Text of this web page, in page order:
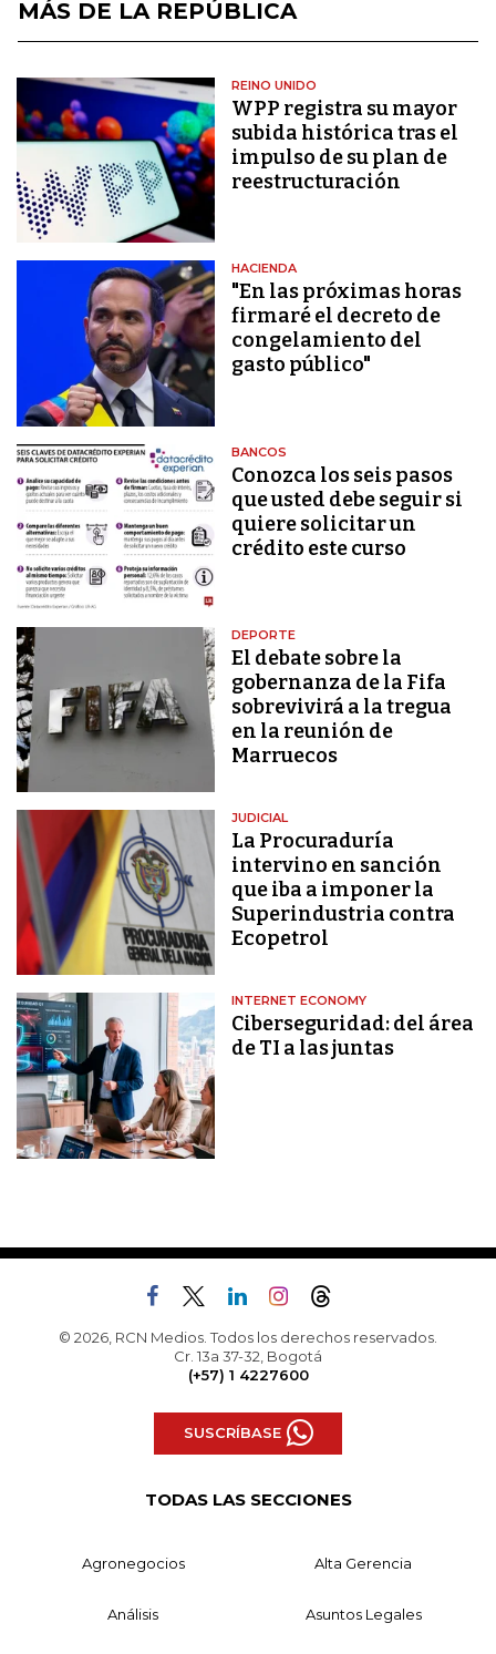
MÁS DE LA REPÚBLICA
REINO UNIDO
WPP registra su mayor
subida histórica tras el
impulso de su plan de
reestructuración
HACIENDA
"En las próximas horas
firmaré el decreto de
congelamiento del
gasto público"
BANCOS
Conozca los seis pasos
que usted debe seguir si
quiere solicitar un
crédito este curso
DEPORTE
El debate sobre la
gobernanza de la Fifa
sobrevivirá a la tregua
en la reunión de
Marruecos
JUDICIAL
La Procuraduría
intervino en sanción
que iba a imponer la
Superindustria contra
Ecopetrol
INTERNET ECONOMY
Ciberseguridad: del área
de TI a las juntas
© 2026, RCN Medios. Todos los derechos reservados.
Cr. 13a 37-32, Bogotá
(+57) 1 4227600
SUSCRÍBASE
TODAS LAS SECCIONES
Agronegocios Alta Gerencia
Análisis Asuntos Legales